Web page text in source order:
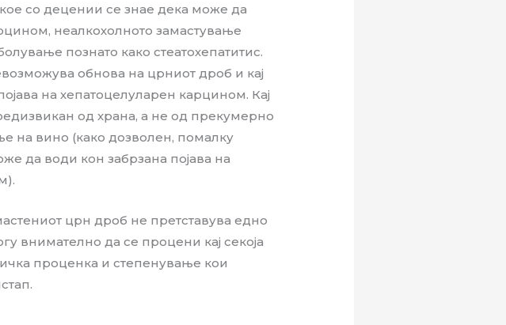
со децении се знае дека може да
неалкохолното замастување
познато како стеатохепатитис.
обнова на црниот дроб и кај
на хепатоцелуларен карцином. Кај
од храна, а не од прекумерно
на вино (како дозволен, помалку
да води кон забрзана појава на
црн дроб не претставува едно
внимателно да се процени кај секоја
проценка и степенување кои